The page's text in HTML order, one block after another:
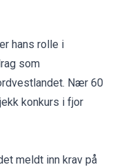
hans rolle i
som
Nær 60
konkurs i fjor
meldt inn krav på